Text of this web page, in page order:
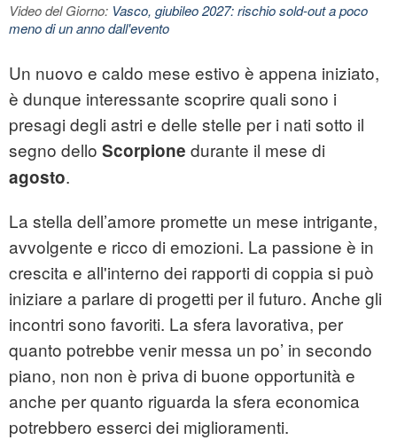
Video del Giorno: Vasco, giubileo 2027: rischio sold-out a poco
meno di un anno dall'evento
Un nuovo e caldo mese estivo è appena iniziato,
è dunque interessante scoprire quali sono i
presagi degli astri e delle stelle per i nati sotto il
segno dello Scorpione durante il mese di
agosto.
La stella dell’amore promette un mese intrigante,
avvolgente e ricco di emozioni. La passione è in
crescita e all'interno dei rapporti di coppia si può
iniziare a parlare di progetti per il futuro. Anche gli
incontri sono favoriti. La sfera lavorativa, per
quanto potrebbe venir messa un po’ in secondo
piano, non non è priva di buone opportunità e
anche per quanto riguarda la sfera economica
potrebbero esserci dei miglioramenti.